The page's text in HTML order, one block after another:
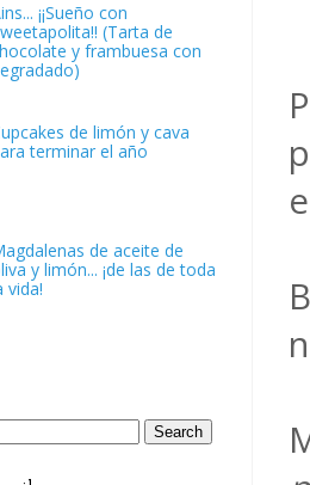
¡¡Sueño con
(Tarta de
y frambuesa con
de limón y cava
terminar el año
de aceite de
y limón... ¡de las de toda
vida!